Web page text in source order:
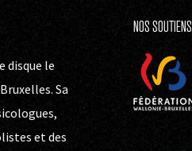
disque le
Sa
et des
NOS SOUTIENS